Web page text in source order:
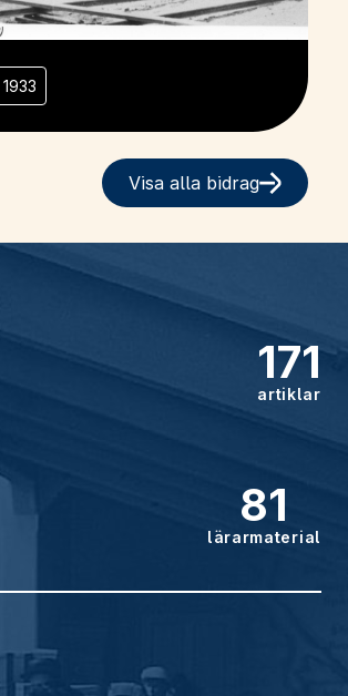
1933
Visa alla bidrag
171
artiklar
81
lärarmaterial